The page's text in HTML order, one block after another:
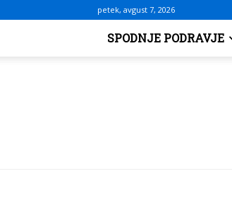
petek, avgust 7, 2026
SPODNJE PODRAVJE